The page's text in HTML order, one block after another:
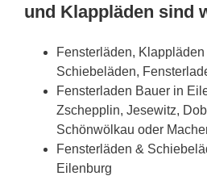
und Klappläden sind
Fensterläden,
Schiebeläden,
Fensterladen Bauer in
Zschepplin, Jesewitz,
Schönwölkau oder
Fensterläden &
Eilenburg